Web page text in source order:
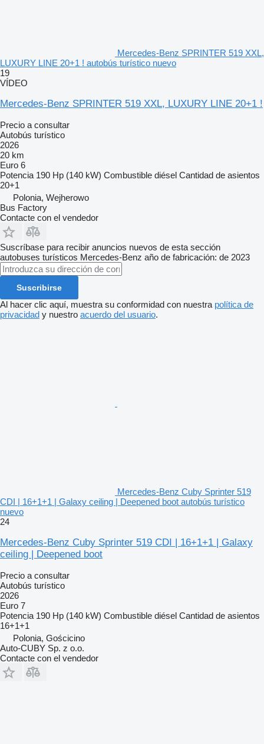
Mercedes-Benz SPRINTER 519 XXL,
LUXURY LINE 20+1 ! autobús turístico nuevo
19
VÍDEO
Mercedes-Benz SPRINTER 519 XXL, LUXURY LINE 20+1 !
Precio a consultar
Autobús turístico
2026
20 km
Euro 6
Potencia 190 Hp (140 kW) Combustible diésel Cantidad de asientos
20+1
Polonia, Wejherowo
Bus Factory
Contacte con el vendedor
Suscríbase para recibir anuncios nuevos de esta sección
autobuses turísticos Mercedes-Benz año de fabricación: de 2023
Suscribirse
Al hacer clic aquí, muestra su conformidad con nuestra política de
privacidad y nuestro acuerdo del usuario.
Mercedes-Benz Cuby Sprinter 519
CDI | 16+1+1 | Galaxy ceiling | Deepened boot autobús turístico
nuevo
24
Mercedes-Benz Cuby Sprinter 519 CDI | 16+1+1 | Galaxy
ceiling | Deepened boot
Precio a consultar
Autobús turístico
2026
Euro 7
Potencia 190 Hp (140 kW) Combustible diésel Cantidad de asientos
16+1+1
Polonia, Gościcino
Auto-CUBY Sp. z o.o.
Contacte con el vendedor